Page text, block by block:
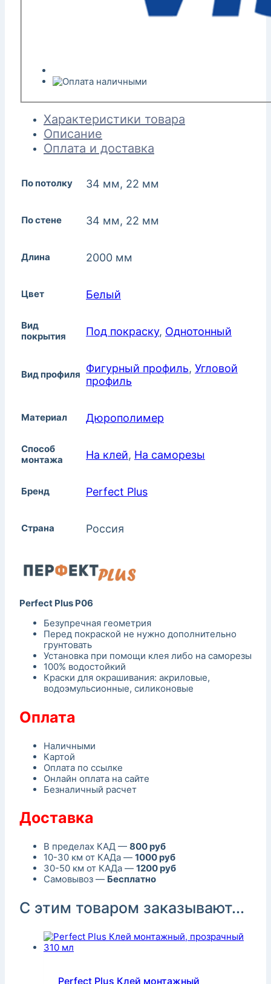
Характеристики товара
Описание
Оплата и доставка
По потолку 34 мм, 22 мм
По стене 34 мм, 22 мм
Длина 2000 мм
Цвет Белый
Вид
покрытия
Под покраску, Однотонный
Вид профиля Фигурный профиль, Угловой
профиль
Материал Дюрополимер
Способ
монтажа
На клей, На саморезы
Бренд Perfect Plus
Страна Россия
Perfect Plus P06
Безупречная геометрия
Перед покраской не нужно дополнительно
грунтовать
Установка при помощи клея либо на саморезы
100% водостойкий
Краски для окрашивания: акриловые,
водоэмульсионные, силиконовые
Оплата
Наличными
Картой
Оплата по ссылке
Онлайн оплата на сайте
Безналичный расчет
Доставка
В пределах КАД — 800 руб
10-30 км от КАДа — 1000 руб
30-50 км от КАДа — 1200 руб
Самовывоз — Бесплатно
С этим товаром заказывают...
Perfect Plus Клей монтажный